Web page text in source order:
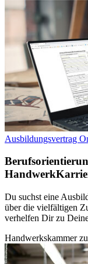
Ausbildungsvertrag
Handwerk
Du suchst eine
über die vielfältigen
verhelfen Dir zu
Handwerkskammer